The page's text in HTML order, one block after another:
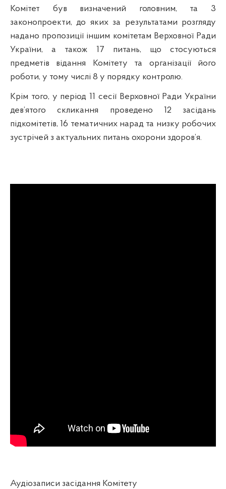
Комітет був визначений головним, та 3
законопроекти, до яких за результатами розгляду
надано пропозиції іншим комітетам Верховної Ради
України, а також 17 питань, що стосуються
предметів відання Комітету та організації його
роботи, у тому числі 8 у порядку контролю.
Крім того, у період 11 сесії Верховної Ради України
дев’ятого скликання проведено 12 засідань
підкомітетів, 16 тематичних нарад та низку робочих
зустрічей з актуальних питань охорони здоров’я.
Аудіозаписи засідання Комітету